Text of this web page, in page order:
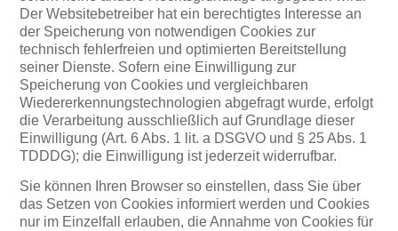
Der Websitebetreiber hat ein berechtigtes Interesse an
der Speicherung von notwendigen Cookies zur
technisch fehlerfreien und optimierten Bereitstellung
seiner Dienste. Sofern eine Einwilligung zur
Speicherung von Cookies und vergleichbaren
Wiedererkennungstechnologien abgefragt wurde, erfolgt
die Verarbeitung ausschließlich auf Grundlage dieser
Einwilligung (Art. 6 Abs. 1 lit. a DSGVO und § 25 Abs. 1
TDDDG); die Einwilligung ist jederzeit widerrufbar.
Sie können Ihren Browser so einstellen, dass Sie über
das Setzen von Cookies informiert werden und Cookies
nur im Einzelfall erlauben, die Annahme von Cookies für